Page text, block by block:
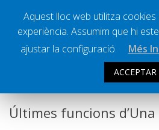
Ràdio Calella
Últimes funcions d’Una
Aquest lloc web utilitza
experiència. Assumim que hi
ajustar la configuració.
Més
ACCEPTAR